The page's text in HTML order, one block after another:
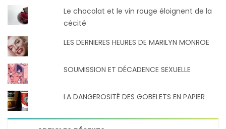
Le chocolat et le vin rouge éloignent de la
cécité
LES DERNIERES HEURES DE MARILYN MONROE
SOUMISSION ET DÉCADENCE SEXUELLE
LA DANGEROSITÉ DES GOBELETS EN PAPIER